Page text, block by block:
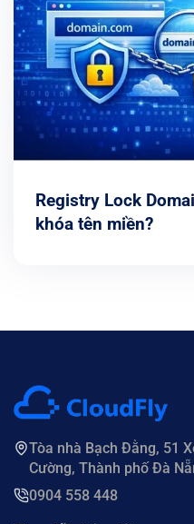
Registry Lock
khóa tên miền?
Tòa nhà Bạch Đằng, 51
Cường, Thành phố Đà
0904 558 448